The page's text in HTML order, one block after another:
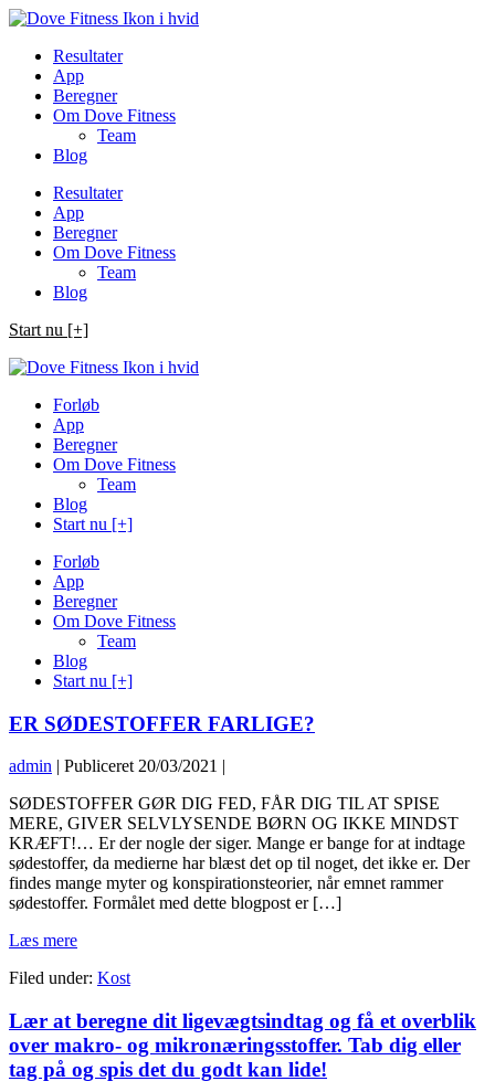
Spring
indholdResultater
App
Beregner
Om Dove Fitness
Team
Blog
Resultater
App
Beregner
Om Dove Fitness
Team
Blog
Start nu [+]
Forløb
App
Beregner
Om Dove Fitness
Team
Blog
Start nu [+]
Forløb
App
Beregner
Om Dove Fitness
Team
Blog
Start nu [+]
ER SØDESTOFFER FARLIGE?
admin | Publiceret 20/03/2021 |
ER
SØDESTOFFER
FARLIGE?
SØDESTOFFER GØR DIG FED, FÅR DIG TIL AT SPISE
MERE, GIVER SELVLYSENDE BØRN OG IKKE MINDST
KRÆFT!… Er der nogle der siger. Mange er bange for at indtage
sødestoffer, da medierne har blæst det op til noget, det ikke er. Der
findes mange myter og konspirationsteorier, når emnet rammer
sødestoffer. Formålet med dette blogpost er […]
Læs mereER
FARLIGE?
Filed under: Kost
Lær at beregne dit ligevægtsindtag og få et overblik
over makro- og mikronæringsstoffer. Tab dig eller
tag på og spis det du godt kan lide!